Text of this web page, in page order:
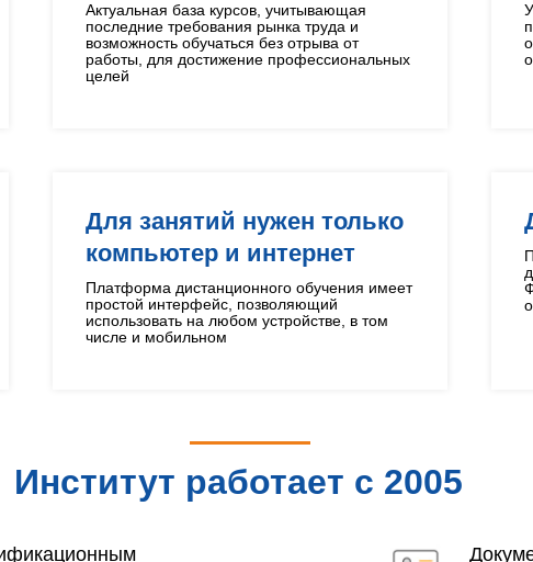
Актуальная база курсов, учитывающая
последние требования рынка труда и
возможность обучаться без отрыва от
работы, для достижение профессиональных
целей
Для занятий нужен только
компьютер и интернет
Платформа дистанционного обучения имеет
простой интерфейс, позволяющий
использовать на любом устройстве, в том
числе и мобильном
Институт работает с 2005